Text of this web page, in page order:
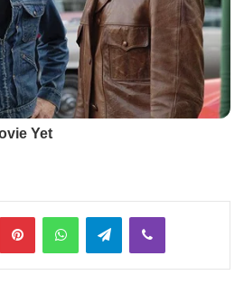
PinterestWhatsAppTelegramViber